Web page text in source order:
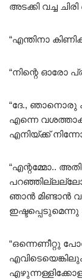
അടക്കി വച്ച ചിരി
“എന്തിനാ
“നിന്റെ ഓരോ
“ദേ., ഞാനൊരു
എന്നെ
എനിയ്ക്ക്
“എന്റമ്മോ..
ഞാൻ മിണ്ടാൻ
ഇഷ്ടപ്പെടുമെന്നു
“ഒന്നെണീറ്റു